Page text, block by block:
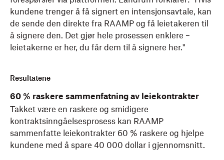
kundene trenger å få signert en intensjonsavtale, kan
de sende den direkte fra RAAMP og få leietakeren til
å signere den. Det gjør hele prosessen enklere –
leietakerne er her, du får dem til å signere her."
Resultatene
60 % raskere sammenfatning av leiekontrakter
Takket være en raskere og smidigere
kontraktsinngåelsesprosess kan RAAMP
sammenfatte leiekontrakter 60 % raskere og hjelpe
kundene med å spare 40 000 dollar i gjennomsnitt.